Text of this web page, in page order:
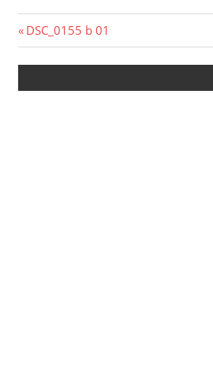
Beitragsnavigation
Vorheriger
Beitrag:
DSC_0155 b 01